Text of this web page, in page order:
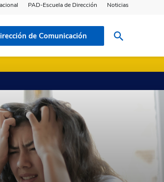
PAD-Escuela de Dirección Noticias
de Comunicación